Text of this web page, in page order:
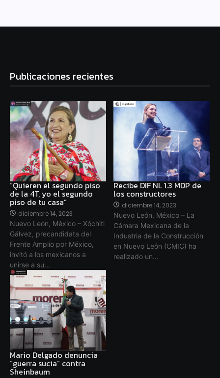
Publicaciones recientes
“Quieren el segundo piso
de la 4T, yo el segundo
piso de tu casa”
diciembre 14, 2023
Nuevo León, México – Xóchitl
Gálvez, precandidata del
Frente Amplio por México,
invitó a los mexicanos a
unirse a su...
Recibe DIF NL 1.3 MDP de
los constructores
diciembre 14, 2023
Nuevo León, México – La
Cámara Mexicana de la
Industria de la Construcción
en Nuevo León (CMIC) ha
realizado un...
Mario Delgado denuncia
“guerra sucia” contra
Sheinbaum